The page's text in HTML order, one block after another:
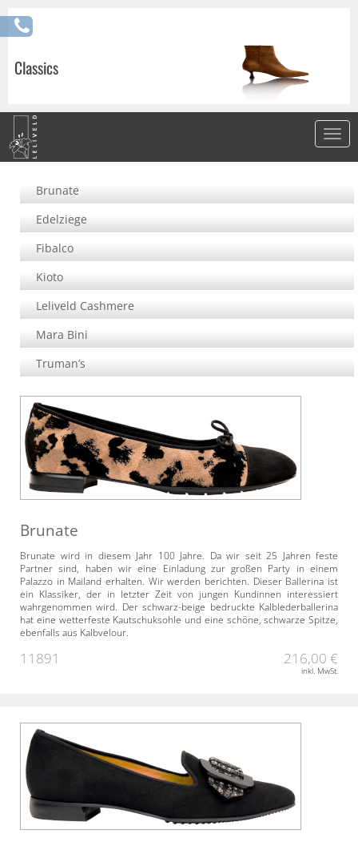
Classics
Brunate
Edelziege
Fibalco
Kioto
Leliveld Cashmere
Mara Bini
Truman’s
Brunate
Brunate wird in diesem Jahr 100 Jahre. Da wir seit 25 Jahren feste
Partner sind, haben wir eine Einladung zur großen Party in einem
Palazzo in Mailand erhalten. Wir werden berichten. Dieser Ballerina ist
ein Klassiker, der in letzter Zeit von jungen Kundinnen interessiert
wahrgenommen wird. Der schwarz-beige bedruckte Kalblederballerina
hat eine wetterfeste Kautschuksohle und eine schöne, schwarze Spitze,
ebenfalls aus Kalbvelour.
11891 216,00 €
inkl. MwSt.